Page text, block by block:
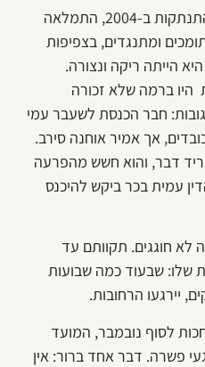
בהצבעה על אישור תכנית ההתנתקות ב-2004, התמלאה
ומתנגדים, בצפיפות
הייתה ריקה ונצורה.
היו ברמה שלא זכורה
חבר הכנסת לשעבר עמי
אך אמיר אוחנה סירב.
דבר, והוא חשש מהפרעה
עמית בכר ביקש להיכנס
לא חוגגים. תקוותם עד
שלו: שבעוד כמה שבועות
יירגעו הרחובות.
לסוף נובמבר, המועד
פשרה. דבר אחד ברור: אין